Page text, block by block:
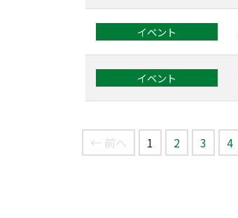
イベント
イベント
← 前へ 1 （このページ）
2 3 4